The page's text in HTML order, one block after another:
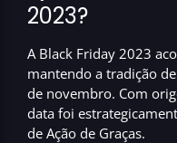
2023?
A Black Friday 2023
mantendo a tradição
de novembro. Com
data foi
de Ação de Graças.